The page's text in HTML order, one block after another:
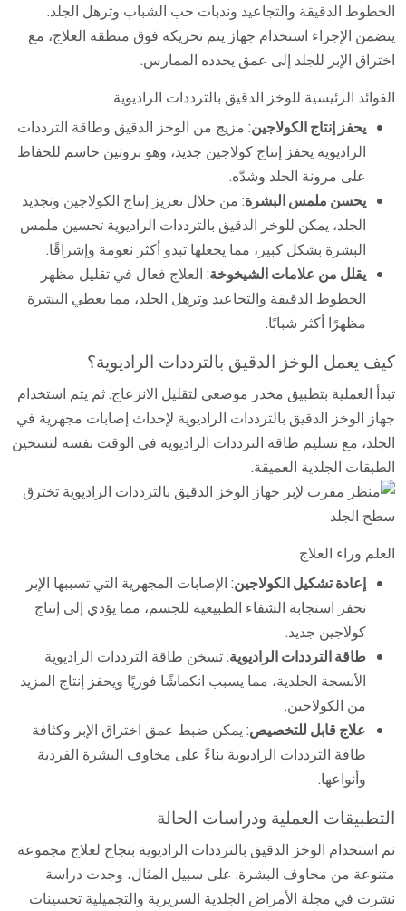
الخطوط الدقيقة والتجاعيد وندبات حب الشباب وترهل الجلد.
يتضمن الإجراء استخدام جهاز يتم تحريكه فوق منطقة العلاج، مع
اختراق الإبر للجلد إلى عمق يحدده الممارس.
الفوائد الرئيسية للوخز الدقيق بالترددات الراديوية
يحفز إنتاج الكولاجين: مزيج من الوخز الدقيق وطاقة الترددات
الراديوية يحفز إنتاج كولاجين جديد، وهو بروتين حاسم للحفاظ
على مرونة الجلد وشدّه.
يحسن ملمس البشرة: من خلال تعزيز إنتاج الكولاجين وتجديد
الجلد، يمكن للوخز الدقيق بالترددات الراديوية تحسين ملمس
البشرة بشكل كبير، مما يجعلها تبدو أكثر نعومة وإشراقًا.
يقلل من علامات الشيخوخة: العلاج فعال في تقليل مظهر
الخطوط الدقيقة والتجاعيد وترهل الجلد، مما يعطي البشرة
مظهرًا أكثر شبابًا.
كيف يعمل الوخز الدقيق بالترددات الراديوية؟
تبدأ العملية بتطبيق مخدر موضعي لتقليل الانزعاج. ثم يتم استخدام
جهاز الوخز الدقيق بالترددات الراديوية لإحداث إصابات مجهرية في
الجلد، مع تسليم طاقة الترددات الراديوية في الوقت نفسه لتسخين
الطبقات الجلدية العميقة.
العلم وراء العلاج
إعادة تشكيل الكولاجين: الإصابات المجهرية التي تسببها الإبر
تحفز استجابة الشفاء الطبيعية للجسم، مما يؤدي إلى إنتاج
كولاجين جديد.
طاقة الترددات الراديوية: تسخن طاقة الترددات الراديوية
الأنسجة الجلدية، مما يسبب انكماشًا فوريًا ويحفز إنتاج المزيد
من الكولاجين.
علاج قابل للتخصيص: يمكن ضبط عمق اختراق الإبر وكثافة
طاقة الترددات الراديوية بناءً على مخاوف البشرة الفردية
وأنواعها.
التطبيقات العملية ودراسات الحالة
تم استخدام الوخز الدقيق بالترددات الراديوية بنجاح لعلاج مجموعة
متنوعة من مخاوف البشرة. على سبيل المثال، وجدت دراسة
نشرت في مجلة الأمراض الجلدية السريرية والتجميلية تحسينات